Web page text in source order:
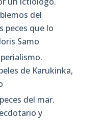
del
peces que lo
Samo
de Karukinka,
del mar.
y